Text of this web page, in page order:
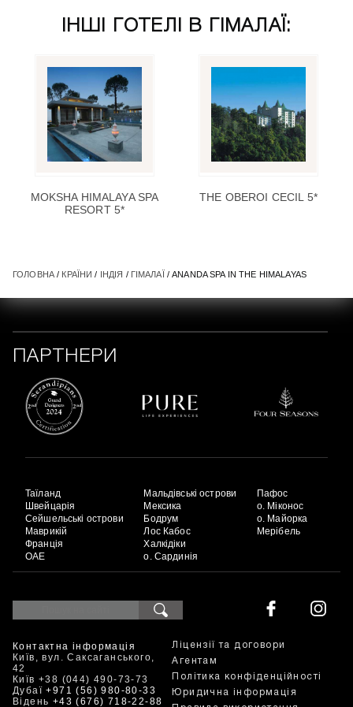
ІНШІ ГОТЕЛІ В ГІМАЛАЇ:
MOKSHA HIMALAYA SPA
RESORT 5*
THE OBEROI CECIL 5*
ГОЛОВНА/ КРАЇНИ / ІНДІЯ / ГІМАЛАЇ / ANANDA SPA IN THE HIMALAYAS
ПАРТНЕРИ
Таїланд
Швейцарія
Сейшельські острови
Маврикій
Франція
ОАЕ
Мальдівські острови
Мексика
Бодрум
Лос Кабос
Халкідіки
о. Сардинія
Пафос
о. Міконос
о. Майорка
Мерібель
Контактна інформація
Київ, вул. Саксаганського,
42
Київ +38 (044) 490-73-73
Дубаї+971 (56) 980-80-33
Відень +43 (676) 718-22-88
Ліцензії та договори
Агентам
Політика конфіденційності
Юридична інформація